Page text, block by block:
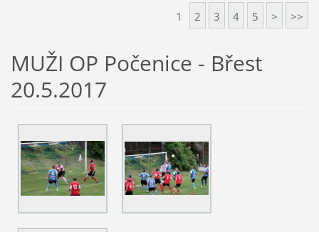
1 2 3 4 5 > >>
MUŽI OP Počenice - Břest
20.5.2017